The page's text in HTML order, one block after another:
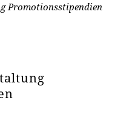
Promotionsstipendien